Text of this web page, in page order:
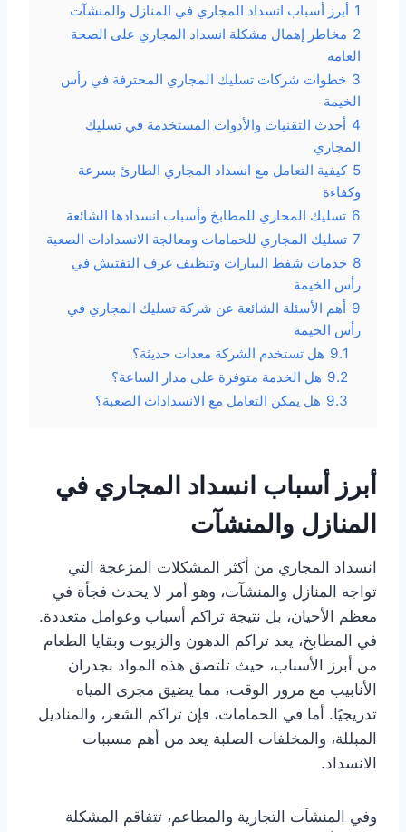
1 أبرز أسباب انسداد المجاري في المنازل والمنشآت
2 مخاطر إهمال مشكلة انسداد المجاري على الصحة
العامة
3 خطوات شركات تسليك المجاري المحترفة في رأس
الخيمة
4 أحدث التقنيات والأدوات المستخدمة في تسليك
المجاري
5 كيفية التعامل مع انسداد المجاري الطارئ بسرعة
وكفاءة
6 تسليك المجاري للمطابخ وأسباب انسدادها الشائعة
7 تسليك المجاري للحمامات ومعالجة الانسدادات الصعبة
8 خدمات شفط البيارات وتنظيف غرف التفتيش في
رأس الخيمة
9 أهم الأسئلة الشائعة عن شركة تسليك المجاري في
رأس الخيمة
9.1 هل تستخدم الشركة معدات حديثة؟
9.2 هل الخدمة متوفرة على مدار الساعة؟
9.3 هل يمكن التعامل مع الانسدادات الصعبة؟
أبرز أسباب انسداد المجاري في
المنازل والمنشآت
انسداد المجاري من أكثر المشكلات المزعجة التي
تواجه المنازل والمنشآت، وهو أمر لا يحدث فجأة في
معظم الأحيان، بل نتيجة تراكم أسباب وعوامل متعددة.
في المطابخ، يعد تراكم الدهون والزيوت وبقايا الطعام
من أبرز الأسباب، حيث تلتصق هذه المواد بجدران
الأنابيب مع مرور الوقت، مما يضيق مجرى المياه
تدريجيًا. أما في الحمامات، فإن تراكم الشعر، والمناديل
المبللة، والمخلفات الصلبة يعد من أهم مسببات
الانسداد.
وفي المنشآت التجارية والمطاعم، تتفاقم المشكلة